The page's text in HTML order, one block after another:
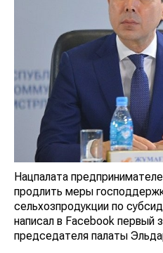
Нацпалата
продлить меры
сельхозпродукции по
написал в Facebook первый
председателя палаты